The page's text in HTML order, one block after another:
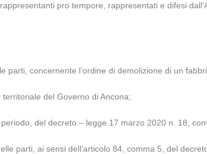
pro tempore, rappresentati e difesi
concernente l’ordine di demolizione di un
del Governo di Ancona;
del decreto – legge 17 marzo 2020 n. 18,
parti, ai sensi dell’articolo 84, comma 5, del